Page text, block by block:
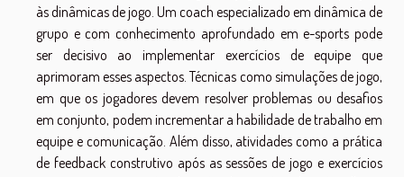
às dinâmicas de jogo. Um coach especializado em dinâmica de
grupo e com conhecimento aprofundado em e-sports pode
ser decisivo ao implementar exercícios de equipe que
aprimoram esses aspectos. Técnicas como simulações de jogo,
em que os jogadores devem resolver problemas ou desafios
em conjunto, podem incrementar a habilidade de trabalho em
equipe e comunicação. Além disso, atividades como a prática
de feedback construtivo após as sessões de jogo e exercícios